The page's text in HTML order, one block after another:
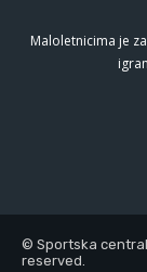
Maloletnicima je
© Sportska
reserved.